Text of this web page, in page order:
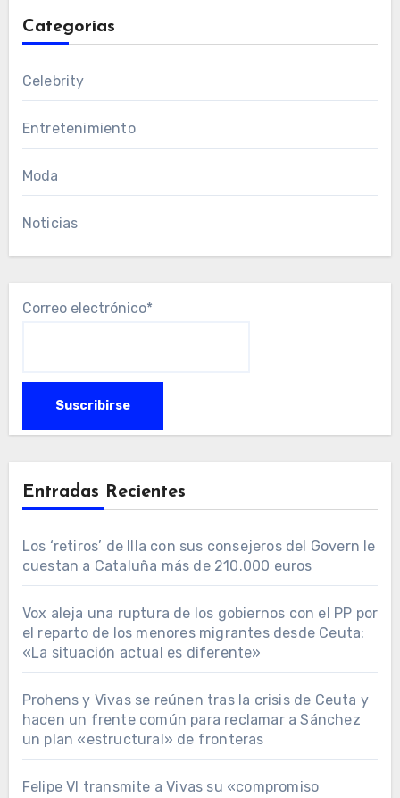
Categorías
Celebrity
Entretenimiento
Moda
Noticias
Correo electrónico*
Entradas Recientes
Los ‘retiros’ de Illa con sus consejeros del Govern le
cuestan a Cataluña más de 210.000 euros
Vox aleja una ruptura de los gobiernos con el PP por
el reparto de los menores migrantes desde Ceuta:
«La situación actual es diferente»
Prohens y Vivas se reúnen tras la crisis de Ceuta y
hacen un frente común para reclamar a Sánchez
un plan «estructural» de fronteras
Felipe VI transmite a Vivas su «compromiso